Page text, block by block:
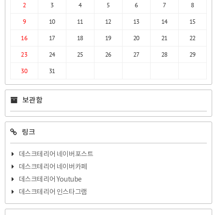
2
3 4 5 6 7
8
9
10 11 12 13 14
15
16
17 18 19 20 21
22
23
24 25 26 27 28
29
30
31
보관함
링크
데스크테리어 네이버포스트
데스크테리어 네이버카페
데스크테리어 Youtube
데스크테리어 인스타그램